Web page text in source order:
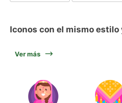
Iconos con el mismo estilo
Ver más